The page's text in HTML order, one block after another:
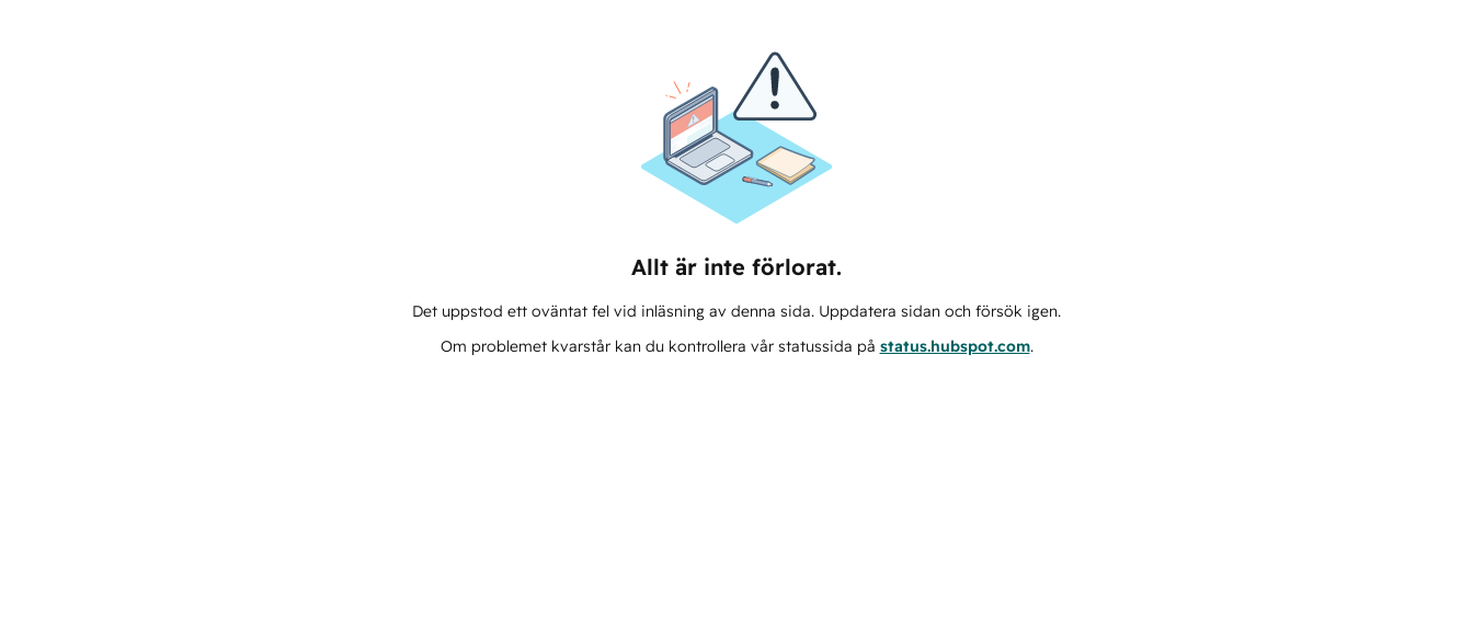
Allt är inte förlorat.
Det uppstod ett oväntat fel vid inläsning av denna sida. Uppdatera sidan och försök igen.
Om problemet kvarstår kan du kontrollera vår statussida på status.hubspot.com.